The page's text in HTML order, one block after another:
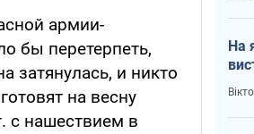
армии-
бы перетерпеть,
затянулась, и никто
на весну
с нашествием в
На